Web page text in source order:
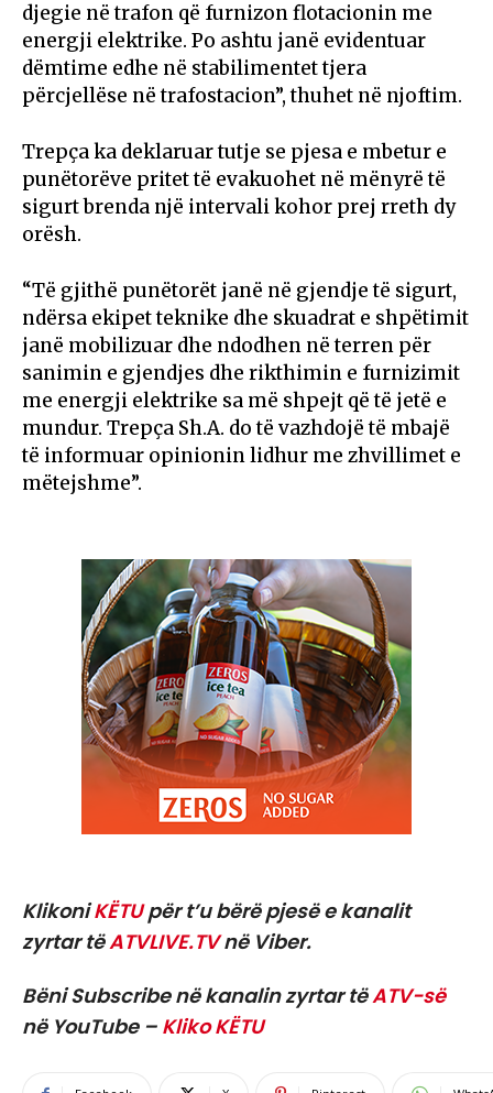
djegie në trafon që furnizon flotacionin me
energji elektrike. Po ashtu janë evidentuar
dëmtime edhe në stabilimentet tjera
përcjellëse në trafostacion”, thuhet në njoftim.
Trepça ka deklaruar tutje se pjesa e mbetur e
punëtorëve pritet të evakuohet në mënyrë të
sigurt brenda një intervali kohor prej rreth dy
orësh.
“Të gjithë punëtorët janë në gjendje të sigurt,
ndërsa ekipet teknike dhe skuadrat e shpëtimit
janë mobilizuar dhe ndodhen në terren për
sanimin e gjendjes dhe rikthimin e furnizimit
me energji elektrike sa më shpejt që të jetë e
mundur. Trepça Sh.A. do të vazhdojë të mbajë
të informuar opinionin lidhur me zhvillimet e
mëtejshme”.
KlikoniKËTUpër t’u bërë pjesë e kanalit
zyrtar tëATVLIVE.TVnë Viber.
Bëni Subscribe në kanalin zyrtar tëATV-së
në YouTube – Kliko KËTU